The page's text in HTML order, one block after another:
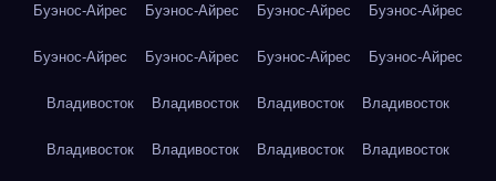
Буэнос-Айрес Буэнос-Айрес Буэнос-Айрес Буэнос-Айрес
Буэнос-Айрес Буэнос-Айрес Буэнос-Айрес Буэнос-Айрес
Владивосток Владивосток Владивосток Владивосток
Владивосток Владивосток Владивосток Владивосток